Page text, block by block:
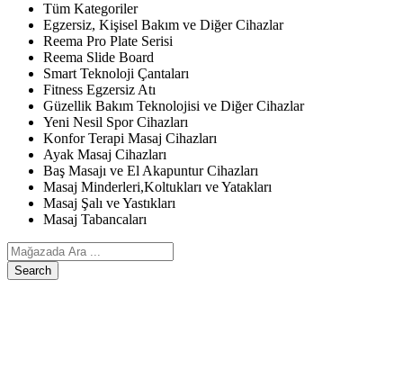
Tüm Kategoriler
Egzersiz, Kişisel Bakım ve Diğer Cihazlar
Reema Pro Plate Serisi
Reema Slide Board
Smart Teknoloji Çantaları
Fitness Egzersiz Atı
Güzellik Bakım Teknolojisi ve Diğer Cihazlar
Yeni Nesil Spor Cihazları
Konfor Terapi Masaj Cihazları
Ayak Masaj Cihazları
Baş Masajı ve El Akapuntur Cihazları
Masaj Minderleri,Koltukları ve Yatakları
Masaj Şalı ve Yastıkları
Masaj Tabancaları
Search